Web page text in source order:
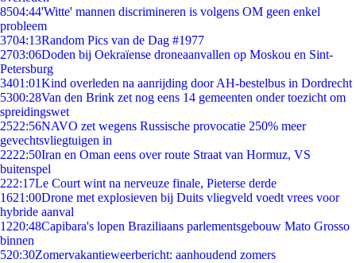
8504:44'Witte' mannen discrimineren is volgens OM geen enkel
probleem
3704:13Random Pics van de Dag #1977
2703:06Doden bij Oekraïense droneaanvallen op Moskou en Sint-
Petersburg
3401:01Kind overleden na aanrijding door AH-bestelbus in Dordrecht
5300:28Van den Brink zet nog eens 14 gemeenten onder toezicht om
spreidingswet
2522:56NAVO zet wegens Russische provocatie 250% meer
gevechtsvliegtuigen in
2222:50Iran en Oman eens over route Straat van Hormuz, VS
buitenspel
222:17Le Court wint na nerveuze finale, Pieterse derde
1621:00Drone met explosieven bij Duits vliegveld voedt vrees voor
hybride aanval
1220:48Capibara's lopen Braziliaans parlementsgebouw Mato Grosso
binnen
520:30Zomervakantieweerbericht: aanhoudend zomers